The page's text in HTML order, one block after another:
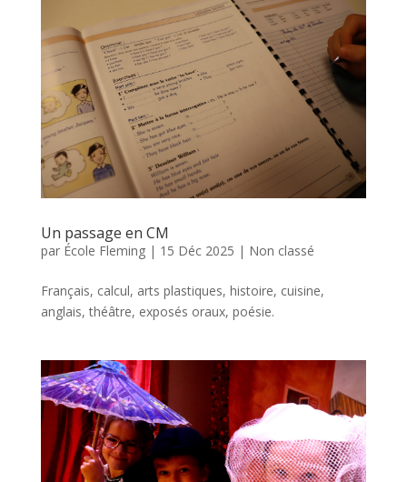
Un passage en CM
par École Fleming| 15 Déc 2025 | Non classé
Français, calcul, arts plastiques, histoire, cuisine,
anglais, théâtre, exposés oraux, poésie.